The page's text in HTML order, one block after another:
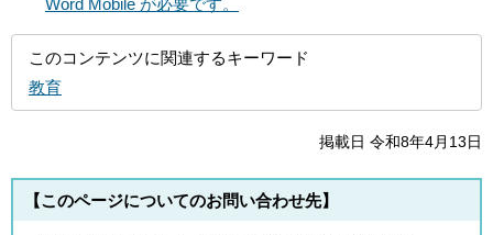
このコンテンツに関連するキーワード
教育
掲載日 令和8年4月13日
【このページについてのお問い合わせ先】